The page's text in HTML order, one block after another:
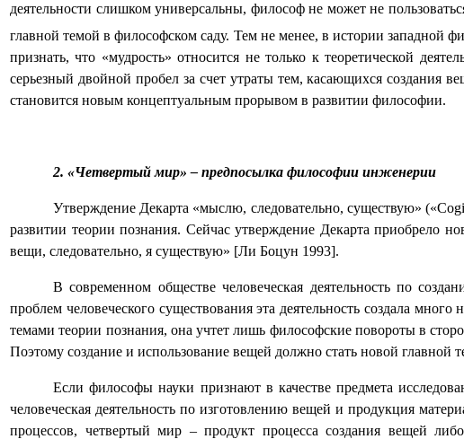
деятельности слишком универсальны, философ не может не
главной темой в философском саду. Тем не менее, в истории западной
признать, что «мудрость» относится не только к теоретической
серьезный двойной пробел за счет утраты тем, касающихся создания
становится новым концептуальным прорывом в развитии философии.
2. «Четвертый мир» – предпосылка философии инженерии
Утверждение Декарта «мыслю, следовательно, существую» («
развитии теории познания. Сейчас утверждение Декарта приобрело
вещи, следовательно, я существую» [Ли Боцун 1993].
В современном обществе человеческая деятельность по
проблем человеческого существования эта деятельность создала
темами теории познания, она учтет лишь философские повороты в
Поэтому создание и использование вещей должно стать новой
Если философы науки признают в качестве предмета
человеческая деятельность по изготовлению вещей и продукция
процессов, четвертый мир – продукт процесса создания вещей